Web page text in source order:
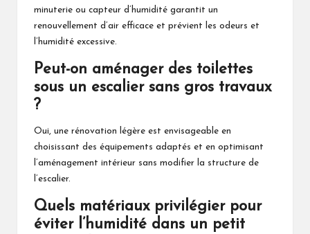
minuterie ou capteur d’humidité garantit un
renouvellement d’air efficace et prévient les odeurs et
l’humidité excessive.
Peut-on aménager des toilettes
sous un escalier sans gros travaux
?
Oui, une rénovation légère est envisageable en
choisissant des équipements adaptés et en optimisant
l’aménagement intérieur sans modifier la structure de
l’escalier.
Quels matériaux privilégier pour
éviter l’humidité dans un petit